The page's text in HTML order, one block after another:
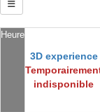
Heure
3D experience
indisponible